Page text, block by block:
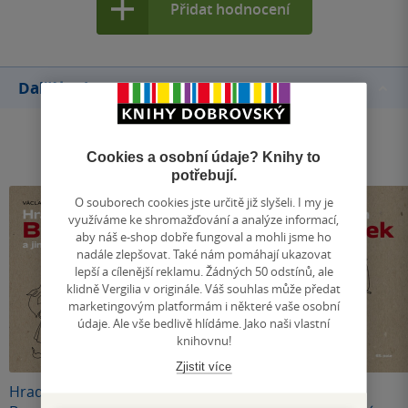
Přidat hodnocení
Další knihy autora
Hradní pan
Cookies a osobní údaje? Knihy to
potřebují.
O souborech cookies jste určitě již slyšeli. I my je
využíváme ke shromažďování a analýze informací,
aby náš e-shop dobře fungoval a mohli jsme ho
nadále zlepšovat. Také nám pomáhají ukazovat
lepší a cílenější reklamu. Žádných 50 odstínů, ale
klidně Vergilia v originále. Váš souhlas může předat
marketingovým platformám i některé vaše osobní
údaje. Ale vše bedlivě hlídáme. Jako naši vlastní
knihovnu!
Zjistit více